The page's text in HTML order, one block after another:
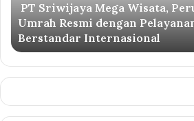
Resmi
dengan
Pelayanan
Profesional
Berstandar
Internasional
PT Sriwijaya Mega Wisata,
Umrah Resmi dengan
Berstandar Internasional